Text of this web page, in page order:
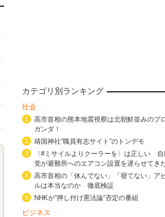
特集2 東京五輪強行開催特
・
五輪入場行進に
・
カテゴリ別ランキング
社会
1
高市首相の熊本地震視察は北朝鮮並みのプ
ガンダ！
2 靖国神社“職員有志サイト”のトンデモ
3
〈#ミサイルよりクーラーを〉は正しい 自
党が避難所へのエアコン設置を遅らせてき
4
高市首相の「休んでない」「寝てない」ア
ルは本当なのか 徹底検証
5 NHKが“押し付け憲法論”否定の番組
ビジネス